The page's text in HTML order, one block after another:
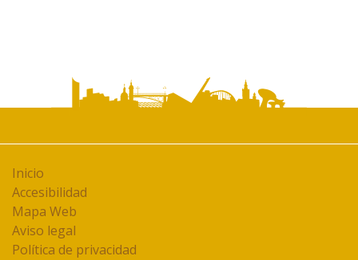
Inicio
Accesibilidad
Mapa Web
Aviso legal
Política de privacidad